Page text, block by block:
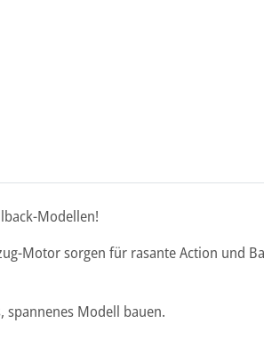
Modellen!
Motor sorgen für rasante Action und
spannenes Modell bauen.